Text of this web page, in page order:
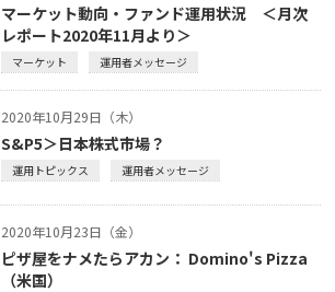
マーケット動向・ファンド運用状況 ＜月次
レポート2020年11月より＞
マーケット 運用者メッセージ
2020年10月29日（木）
S&P5＞日本株式市場？
運用トピックス 運用者メッセージ
2020年10月23日（金）
ピザ屋をナメたらアカン： Domino's Pizza
（米国）